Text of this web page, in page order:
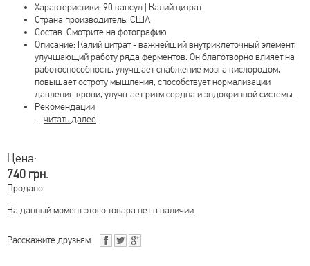
Характеристики: 90 капсул | Калий цитрат
Страна производитель: США
Состав: Смотрите на фотографию
Описание: Калий цитрат - важнейший внутриклеточный элемент,
улучшающий работу ряда ферментов. Он благотворно влияет на
работоспособность, улучшает снабжение мозга кислородом,
повышает остроту мышления, способствует нормализации
давления крови, улучшает ритм сердца и эндокринной системы.
Рекомендации
… читать далее
Цена:
740 грн.
Продано
На данный момент этого товара нет в наличии.
Расскажите друзьям: